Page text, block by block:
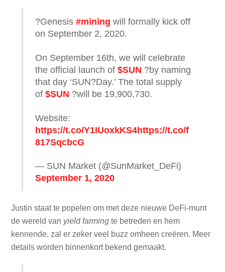
?Genesis#mining will formally kick off
on September 2, 2020.
On September 16th, we will celebrate
the official launch of$SUN ?by naming
that day ‘SUN?Day.’ The total supply
of$SUN ?will be 19,900,730.
Website:
https://t.co/Y1IUoxkKS4https://t.co/f
817SqcbcG
— SUN Market (@SunMarket_DeFi)
September 1, 2020
Justin staat te popelen om met deze nieuwe DeFi-munt
de wereld van yield farming te betreden en hem
kennende, zal er zeker veel buzz omheen creëren. Meer
details worden binnenkort bekend gemaakt.